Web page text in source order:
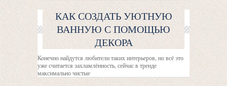
КАК СОЗДАТЬ УЮТНУЮ
ВАННУЮ С ПОМОЩЬЮ
ДЕКОРА
Конечно найдутся любители таких интерьеров, но всё это
уже считается захламлённость, сейчас в тренде
максимально чистые